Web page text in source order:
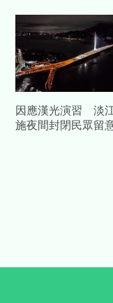
因應漢光演習 淡
施夜間封閉民眾留